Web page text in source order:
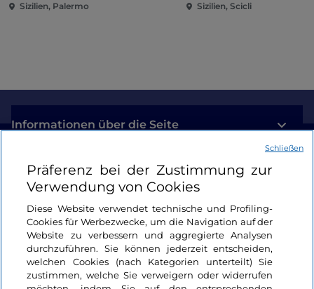
Sizilien, Palermo Sizilien, Scicli
Informationen über die Seite
Nützliche Links
Login
Bleiben wir in Kontakt
Präferenz bei der Zustimmung zur
Verwendung von Cookies
Diese Website verwendet technische und Profiling-
Cookies für Werbezwecke, um die Navigation auf der
Website zu verbessern und aggregierte Analysen
durchzuführen. Sie können jederzeit entscheiden,
welchen Cookies (nach Kategorien unterteilt) Sie
zustimmen, welche Sie verweigern oder widerrufen
Schließen